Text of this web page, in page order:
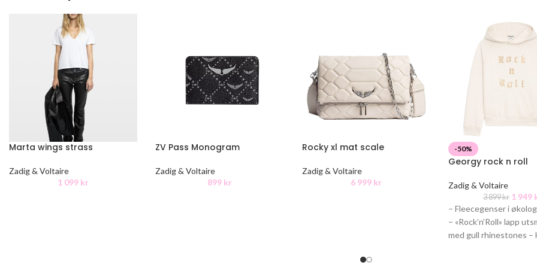
Marta wings strass
Zadig & Voltaire
1 099 kr
ZV Pass Monogram
Zadig & Voltaire
899 kr
Rocky xl mat scale
Zadig & Voltaire
6 999 kr
-50%
Georgy rock n roll
Zadig & Voltaire
3 899kr 1 949
– Fleecegenser i
– «Rock’n’Roll» lapp
med gull rhinestones –